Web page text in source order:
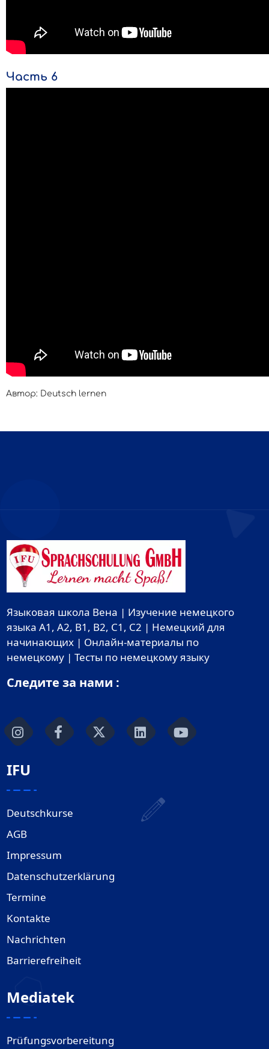
Часть 6
Автор: Deutsch lernen
Языковая школа Вена | Изучение немецкого
языка A1, A2, B1, B2, C1, C2 | Немецкий для
начинающих | Онлайн-материалы по
немецкому | Тесты по немецкому языку
Следите за нами :
IFU
Deutschkurse
AGB
Impressum
Datenschutzerklärung
Termine
Kontakte
Nachrichten
Barrierefreiheit
Mediatek
Prüfungsvorbereitung